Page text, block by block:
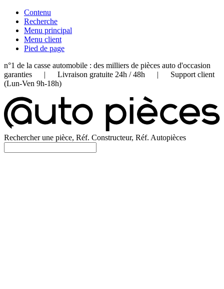
Contenu
Recherche
Menu principal
Menu client
Pied de page
n°1 de la casse automobile : des milliers de pièces auto d'occasion
garanties | Livraison gratuite 24h / 48h | Support client
(Lun-Ven 9h-18h)
Rechercher une pièce, Réf. Constructeur, Réf. Autopièces